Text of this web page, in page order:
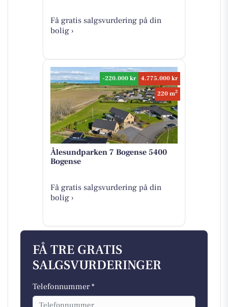
Få gratis salgsvurdering på din
bolig ›
-220.000 kr
4.775.000 kr
220 m2
Ålesundparken 7 Bogense 5400
Bogense
Få gratis salgsvurdering på din
bolig ›
FÅ TRE GRATIS
SALGSVURDERINGER
Telefonnummer *